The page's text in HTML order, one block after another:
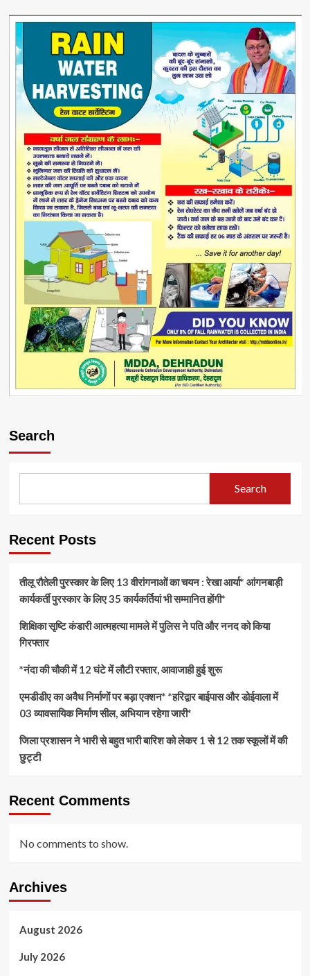
Search
Search
Recent Posts
तीलू रौतेली पुरस्कार के लिए 13 वीरांगनाओं का चयन : रेखा आर्या* आंगनबाड़ी
कार्यकर्ती पुरस्कार के लिए 35 कार्यकर्तियां भी सम्मानित होंगी*
शिक्षिका सृष्टि कंडारी आत्महत्या मामले में पुलिस ने पति और ननद को किया
गिरफ्तार
*नंदा की चौकी में 12 घंटे में लौटी रफ्तार, आवाजाही हुई शुरू
एमडीडीए का अवैध निर्माणों पर बड़ा एक्शन* *हरिद्वार बाईपास और डोईवाला में
03 व्यावसायिक निर्माण सील, अभियान रहेगा जारी*
जिला प्रशासन ने भारी से बहुत भारी बारिश को लेकर 1 से 12 तक स्कूलों में की
छुट्टी
Recent Comments
No comments to show.
Archives
August 2026
July 2026